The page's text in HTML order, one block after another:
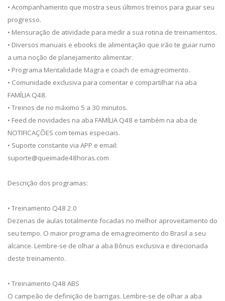
• Acompanhamento que mostra seus últimos treinos para guiar seu
progresso.
• Mensuração de atividade para medir a sua rotina de treinamentos.
• Diversos manuais e ebooks de alimentação que irão te guiar rumo
a uma noção de planejamento alimentar.
• Programa Mentalidade Magra e coach de emagrecimento.
• Comunidade exclusiva para comentar e compartilhar na aba
FAMÍLIA Q48.
• Treinos de no máximo 5 a 30 minutos.
• Feed de novidades na aba FAMÍLIA Q48 e também na aba de
NOTIFICAÇÕES com temas especiais.
• Suporte constante via APP e email:
suporte@queimade48horas.com
Descrição dos programas:
• Treinamento Q48 2.0
Dezenas de aulas totalmente focadas no melhor aproveitamento do
seu tempo. O maior programa de emagrecimento do Brasil a seu
alcance. Lembre-se de olhar a aba Bônus exclusiva e direcionada
deste treinamento.
• Treinamento Q48 ABS
O campeão de definição de barrigas. Lembre-se de olhar a aba